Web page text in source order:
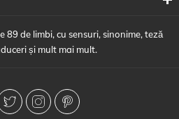
de limbi, cu sensuri, sinonime, teză
și mult mai mult.